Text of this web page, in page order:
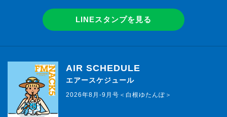
LINEスタンプを見る
AIR SCHEDULE
エアースケジュール
2026年8月-9月号＜白根ゆたんぽ＞